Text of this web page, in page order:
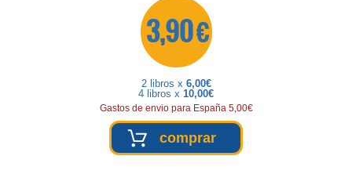
3,90 €
2 libros x 6,00€
4 libros x 10,00€
Gastos de envio para España 5,00€
comprar